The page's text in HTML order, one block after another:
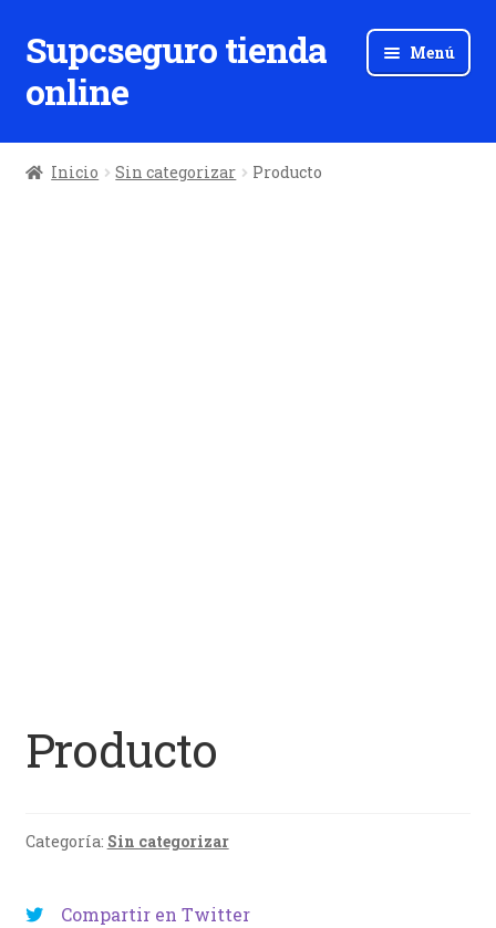
Ir
a
la
Ir
al
contenido
Supcseguro tienda
online
Menú
Inicio Sin categorizar Producto
Producto
Categoría: Sin categorizar
Compartir en Twitter